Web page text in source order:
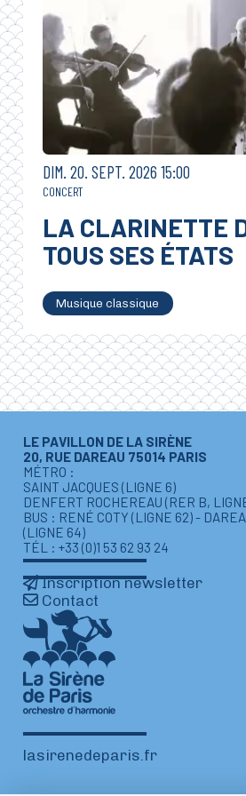
DIMANCHE
DIM. 20. SEPTEMBRE
SEPT. 2026 15:00
CONCERT
LA CLARINETTE
TOUS SES ÉTATS
Musique classique
LE PAVILLON DE LA SIRÈNE
20, RUE DAREAU 75014 PARIS
MÉTRO :
SAINT JACQUES (LIGNE 6)
DENFERT ROCHEREAU (RER B,
BUS : RENÉ COTY (LIGNE 62) -
(LIGNE 64)
TÉL : +33 (0)1 53 62 93 24
Inscription newsletter
Contact
lasirenedeparis.fr